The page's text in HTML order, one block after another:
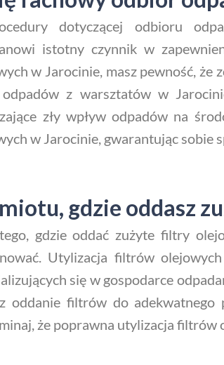
dotyczącej odbioru
istotny czynnik w
w Jarocinie, masz pewność,
z warsztatów w
zły wpływ odpadów na
w Jarocinie, gwarantując sobie
gdzie oddasz
gdzie oddać zużyte filtry
Utylizacja filtrów
się w gospodarce
oddanie filtrów do adekwatnego
że poprawna utylizacja